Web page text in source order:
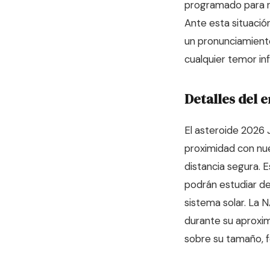
programado para
Ante esta
un
cualquier temor
Detalles del
El asteroide 2026
proximidad con
distancia segura.
podrán estudiar
sistema solar. La
durante su
sobre su tamaño,